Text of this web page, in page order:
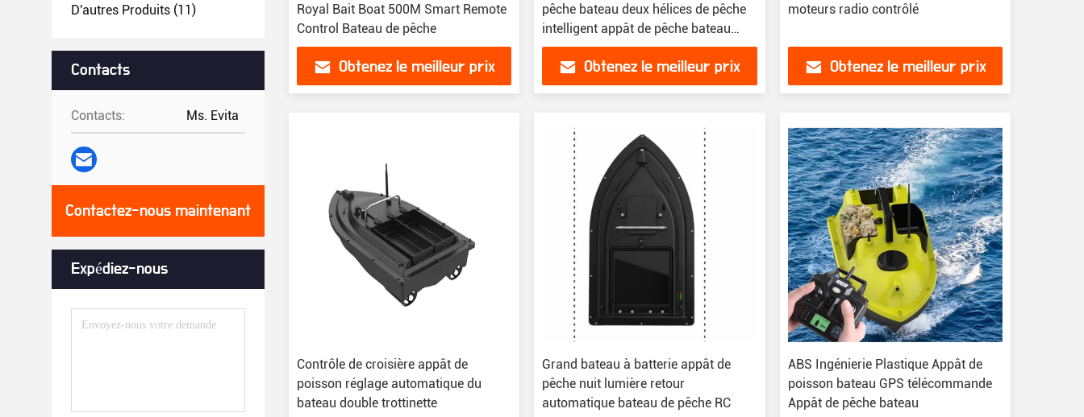
D'autres Produits (11)
Contacts
Contacts: Ms. Evita
Contactez-nous maintenant
Expédiez-nous
Royal Bait Boat 500M Smart Remote
Control Bateau de pêche
Obtenez le meilleur prix
pêche bateau deux hélices de pêche
intelligent appât de pêche bateau
deux moteurs
Obtenez le meilleur prix
moteurs radio contrôlé
Obtenez le meilleur prix
Contrôle de croisière appât de
poisson réglage automatique du
bateau double trottinette
Grand bateau à batterie appât de
pêche nuit lumière retour
automatique bateau de pêche RC
ABS Ingénierie Plastique Appât de
poisson bateau GPS télécommande
Appât de pêche bateau